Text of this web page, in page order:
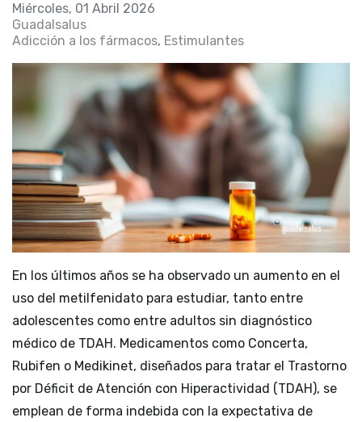
Miércoles, 01 Abril 2026
Guadalsalus
Adicción a los fármacos Estimulantes
En los últimos años se ha observado un aumento en el
uso del metilfenidato para estudiar, tanto entre
adolescentes como entre adultos sin diagnóstico
médico de TDAH. Medicamentos como Concerta,
Rubifen o Medikinet, diseñados para tratar el Trastorno
por Déficit de Atención con Hiperactividad (TDAH), se
emplean de forma indebida con la expectativa de